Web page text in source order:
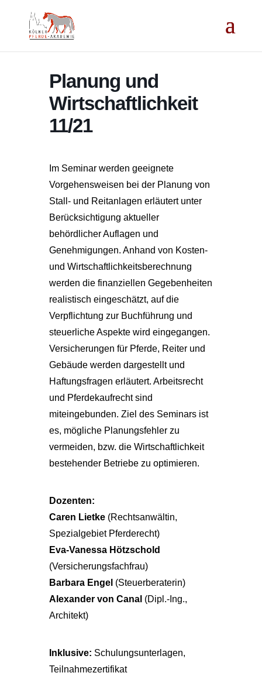
Planung und
Wirtschaftlichkeit
11/21
Im Seminar werden geeignete
Vorgehensweisen bei der Planung von
Stall- und Reitanlagen erläutert unter
Berücksichtigung aktueller
behördlicher Auflagen und
Genehmigungen. Anhand von Kosten-
und Wirtschaftlichkeitsberechnung
werden die finanziellen Gegebenheiten
realistisch eingeschätzt, auf die
Verpflichtung zur Buchführung und
steuerliche Aspekte wird eingegangen.
Versicherungen für Pferde, Reiter und
Gebäude werden dargestellt und
Haftungsfragen erläutert. Arbeitsrecht
und Pferdekaufrecht sind
miteingebunden. Ziel des Seminars ist
es, mögliche Planungsfehler zu
vermeiden, bzw. die Wirtschaftlichkeit
bestehender Betriebe zu optimieren.
Dozenten:
Caren Lietke (Rechtsanwältin,
Spezialgebiet Pferderecht)
Eva-Vanessa Hötzschold
(Versicherungsfachfrau)
Barbara Engel (Steuerberaterin)
Alexander von Canal (Dipl.-Ing.,
Architekt)
Inklusive: Schulungsunterlagen,
Teilnahmezertifikat